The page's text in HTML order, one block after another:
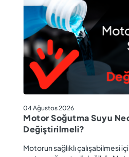
04 Ağustos 2026
Motor Soğutma Suyu
Değiştirilmeli?
Motorun sağlıklı çalışabilmesi